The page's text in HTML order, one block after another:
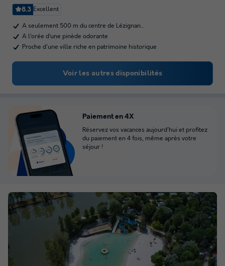
8.3 Excellent
A seulement 500 m du centre de Lézignan…
A l’orée d’une pinède odorante
Proche d'une ville riche en patrimoine historique
Voir les autres disponibilités
Paiement en 4X
Réservez vos vacances aujourd'hui et profitez
du paiement en 4 fois, même après votre
séjour !